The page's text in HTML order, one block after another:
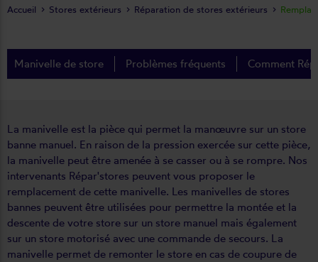
Manivelle de store Problèmes fréquents Comment
La manivelle est la pièce qui permet la manœuvre sur un store
banne manuel. En raison de la pression exercée sur cette pièce,
la manivelle peut être amenée à se casser ou à se rompre. Nos
intervenants Répar'stores peuvent vous proposer le
remplacement de cette manivelle. Les manivelles de stores
bannes peuvent être utilisées pour permettre la montée et la
descente de votre store sur un store manuel mais également
sur un store motorisé avec une commande de secours. La
manivelle permet de remonter le store en cas de coupure de
Accueil Stores extérieurs Réparation de stores extérieurs